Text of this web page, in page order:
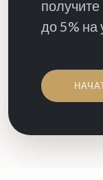
до 5% на